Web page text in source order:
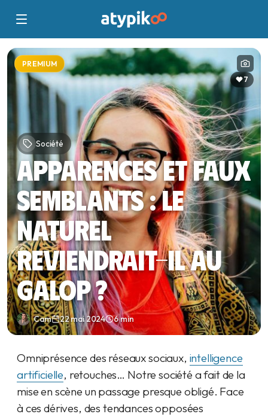
PREMIUM
7
Société
Apparences et faux
semblants : le
naturel
reviendrait-il au
galop ?
Cam 22 mai 2024 6 min
Omniprésence des réseaux sociaux, intelligence
artificielle, retouches… Notre société a fait de la
mise en scène un passage presque obligé. Face
à ces dérives, des tendances opposées